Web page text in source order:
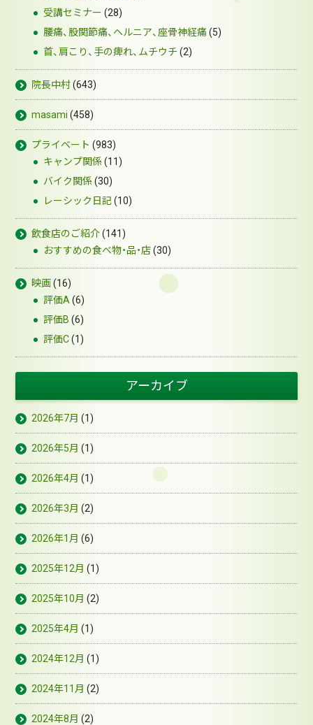
受講セミナー (28)
腰痛、股関節痛、ヘルニア、座骨神経痛 (5)
首、肩こり、手の痺れ、ムチウチ (2)
院長中村(643)
masami (458)
プライベート (983)
キャンプ関係(11)
バイク関係(30)
レーシック日記(10)
飲食店のご紹介(141)
おすすめの食べ物・品・店(30)
映画(16)
評価A (6)
評価B (6)
評価C(1)
アーカイブ
2026年7月 (1)
2026年5月 (1)
2026年4月 (1)
2026年3月 (2)
2026年1月 (6)
2025年12月 (1)
2025年10月 (2)
2025年4月 (1)
2024年12月 (1)
2024年11月 (2)
2024年8月 (2)